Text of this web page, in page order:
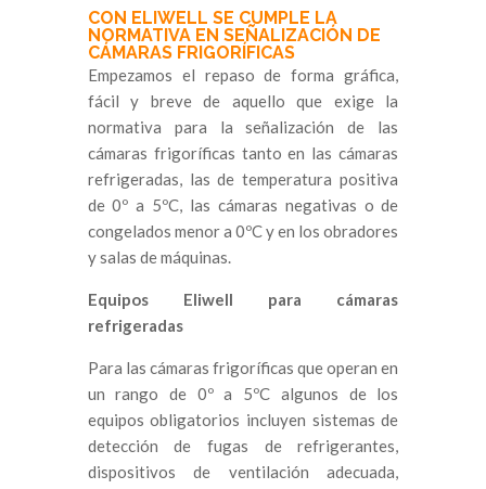
CON ELIWELL SE CUMPLE LA
NORMATIVA EN SEÑALIZACIÓN DE
CÁMARAS FRIGORÍFICAS
Empezamos el repaso de forma gráfica,
fácil y breve de aquello que exige la
normativa para la señalización de las
cámaras frigoríficas tanto en las cámaras
refrigeradas, las de temperatura positiva
de 0º a 5ºC, las cámaras negativas o de
congelados menor a 0ºC y en los obradores
y salas de máquinas.
Equipos Eliwell para cámaras
refrigeradas
Para las cámaras frigoríficas que operan en
un rango de 0º a 5ºC algunos de los
equipos obligatorios incluyen sistemas de
detección de fugas de refrigerantes,
dispositivos de ventilación adecuada,